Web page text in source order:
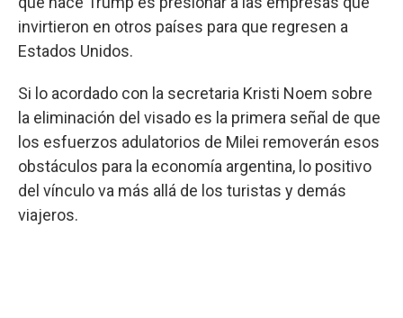
invirtieron en otros países para que regresen a
Estados Unidos.
Si lo acordado con la secretaria Kristi Noem sobre
la eliminación del visado es la primera señal de que
los esfuerzos adulatorios de Milei removerán esos
obstáculos para la economía argentina, lo positivo
del vínculo va más allá de los turistas y demás
viajeros.